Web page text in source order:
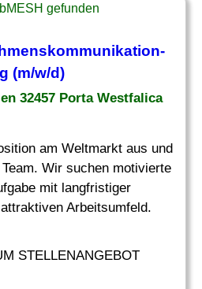
gefunden
(m/w/d)
32457 Porta Westfalica
am Weltmarkt aus und
Wir suchen motivierte
mit langfristiger
Arbeitsumfeld.
STELLENANGEBOT